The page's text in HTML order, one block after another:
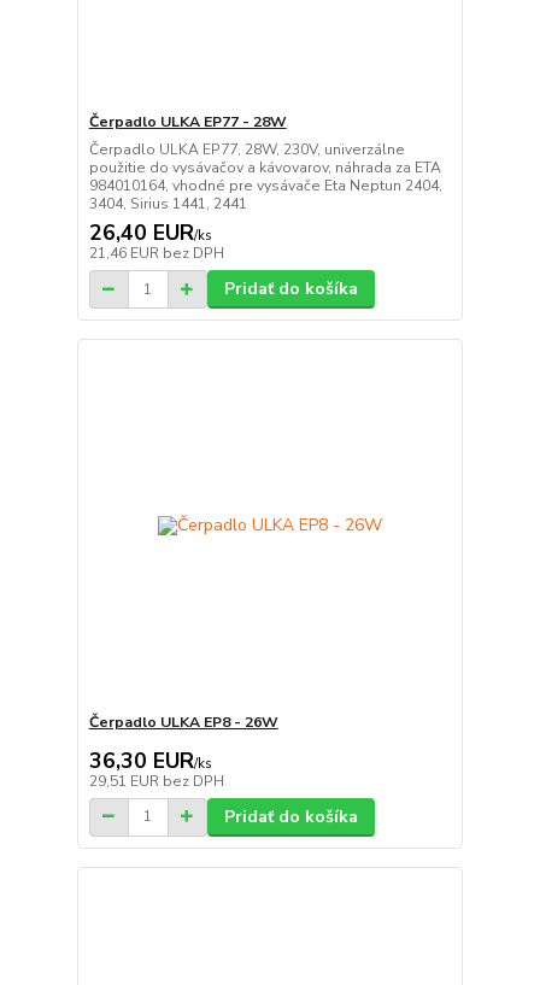
Čerpadlo ULKA EP77 - 28W
Čerpadlo ULKA EP77, 28W, 230V, univerzálne
použitie do vysávačov a kávovarov, náhrada za ETA
984010164, vhodné pre vysávače Eta Neptun 2404,
3404, Sirius 1441, 2441
26,40 EUR/ks
21,46 EUR bez DPH
Pridať do košíka
Čerpadlo ULKA EP8 - 26W
36,30 EUR/ks
29,51 EUR bez DPH
Pridať do košíka